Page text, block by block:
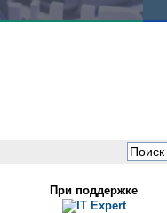
При поддержке